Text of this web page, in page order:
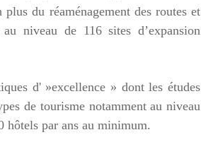
du réaménagement des routes et
niveau de 116 sites d’expansion
d' »excellence » dont les études
de tourisme notamment au niveau
hôtels par ans au minimum.